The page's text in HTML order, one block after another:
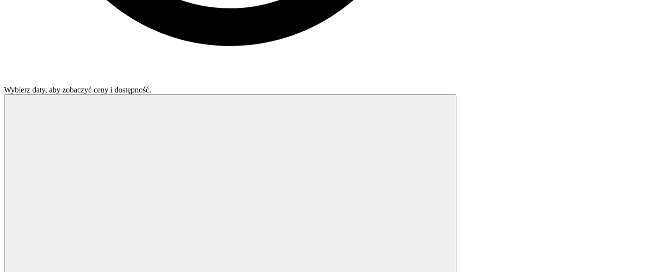
Wybierz daty, aby zobaczyć ceny i dostępność.